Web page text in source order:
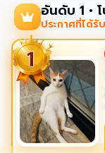
อันดับ 1 •
ประกาศที่ได้